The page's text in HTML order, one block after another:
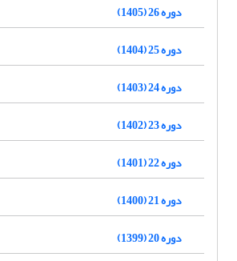
دوره 26 (1405)
دوره 25 (1404)
دوره 24 (1403)
دوره 23 (1402)
دوره 22 (1401)
دوره 21 (1400)
دوره 20 (1399)